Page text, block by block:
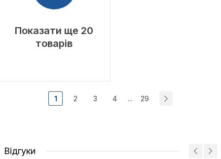
Показати ще 20
товарів
1 2 3 4 ... 29
Відгуки